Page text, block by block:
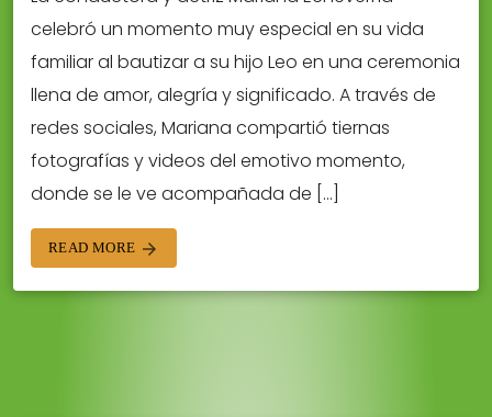
celebró un momento muy especial en su vida
familiar al bautizar a su hijo Leo en una ceremonia
llena de amor, alegría y significado. A través de
redes sociales, Mariana compartió tiernas
fotografías y videos del emotivo momento,
donde se le ve acompañada de […]
READ MORE arrow_forward